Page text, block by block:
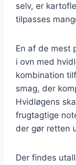
selv, er
tilpasses
En af de mest
i ovn med
kombination
smag, der
Hvidløgens
frugtagtige
der gør retten
Der findes